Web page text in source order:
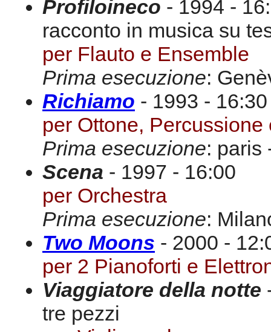
Profiloineco - 1994 -
racconto in musica su
per Flauto e Ensemble
Prima esecuzione:
Richiamo - 1993 - 16:30
per Ottone, Percussione
Prima esecuzione: paris
Scena - 1997 - 16:00
per Orchestra
Prima esecuzione:
Two Moons - 2000 -
per 2 Pianoforti e
Viaggiatore della notte
tre pezzi